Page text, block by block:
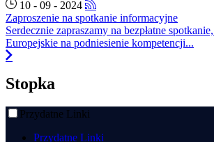
10 - 09 - 2024
Zaproszenie na spotkanie informacyjne
Serdecznie zapraszamy na bezpłatne
Europejskie na podniesienie kompetencji...
Stopka
Przydatne Linki
Przydatne Linki